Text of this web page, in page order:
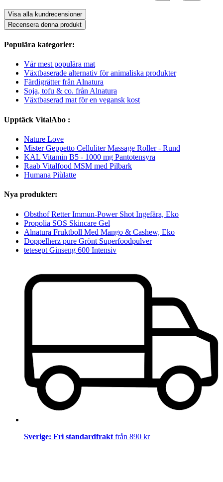
Visa alla kundrecensioner
Recensera denna produkt
Populära kategorier:
Vår mest populära mat
Växtbaserade alternativ för animaliska produkter
Färdigrätter från Alnatura
Soja, tofu & co. från Alnatura
Växtbaserad mat för en vegansk kost
Upptäck VitalAbo :
Nature Love
Mister Geppetto Celluliter Massage Roller - Rund
KAL Vitamin B5 - 1000 mg Pantotensyra
Raab Vitalfood MSM med Pilbark
Humana Piùlatte
Nya produkter:
Obsthof Retter Immun-Power Shot Ingefära, Eko
Propolia SOS Skincare Gel
Alnatura Fruktboll Med Mango & Cashew, Eko
Doppelherz pure Grönt Superfoodpulver
tetesept Ginseng 600 Intensiv
Sverige: Fri standardfrakt från 890 kr